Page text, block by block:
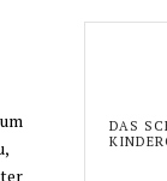
DAS